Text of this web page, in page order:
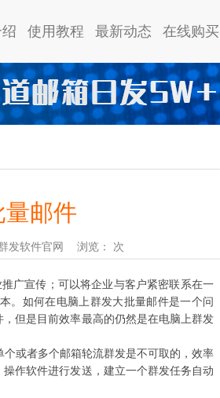
使用教程 最新动态 在线购买
邮件
发软件官网 浏览： 次
广宣传；可以将企业与客户紧密联系在一
。如何在电脑上群发大批量邮件是一个问
但是目前效率最高的仍然是在电脑上群发
或者多个邮箱轮流群发是不可取的，效率
作软件进行发送，建立一个群发任务自动